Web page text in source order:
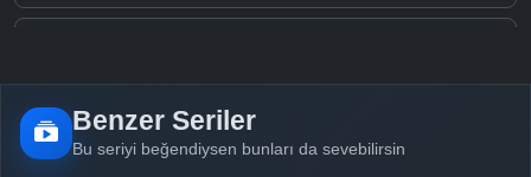
Bölüm No: 6 Detaylar
Benzer Seriler
Bu seriyi beğendiysen bunları da sevebilirsin